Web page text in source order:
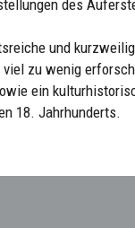
des
und
zu wenig
ein
18. Jahrhunderts.